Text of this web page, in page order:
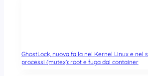
GhostLock, nuova falla nel Kernel Linux e nel
processi (mutex): root e fuga dai container